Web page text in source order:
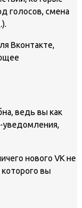
голосов, смена
Вконтакте,
ведь вы как
нового VK не
которого вы